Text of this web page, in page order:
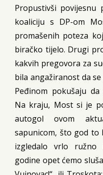
Propustivši povijesnu
koaliciju s DP-om
promašenih poteza
biračko tijelo. Drugi
kakvih pregovora za
bila angažiranost da
Peđinom pokušaju
Na kraju, Most si je
autogol ovom
sapunicom, što god to
izgledalo vrlo ružno
godine opet ćemo